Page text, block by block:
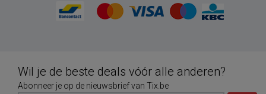
Wil je de beste deals vóór alle anderen?
Abonneer je op de nieuwsbrief van Tix.be